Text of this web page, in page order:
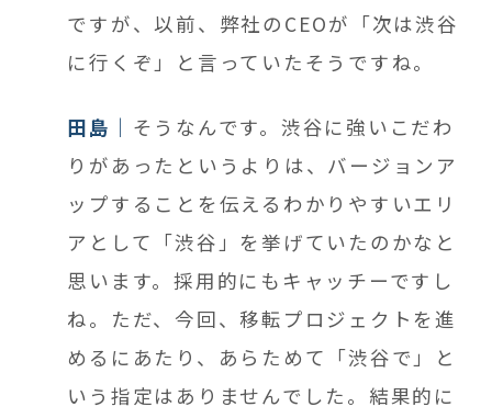
ですが、以前、弊社のCEOが「次は渋谷
に行くぞ」と言っていたそうですね。
田島
そうなんです。渋谷に強いこだわ
りがあったというよりは、バージョンア
ップすることを伝えるわかりやすいエリ
アとして「渋谷」を挙げていたのかなと
思います。採用的にもキャッチーですし
ね。ただ、今回、移転プロジェクトを進
めるにあたり、あらためて「渋谷で」と
いう指定はありませんでした。結果的に